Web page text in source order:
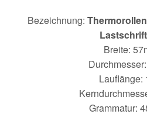
Bezeichnung:
Breite:
Lauflänge:
Grammatur: